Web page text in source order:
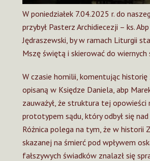
W poniedziałek 7.04.2025 r. do
przybył Pasterz Archidiecezji – ks.
Jędraszewski, by w ramach Liturgii
Mszę świętą i skierować do wiernych
W czasie homilii, komentując historię
opisaną w Księdze Daniela, abp
zauważył, że struktura tej opowieści
prototypem sądu, który odbył się nad
Różnica polega na tym, że w historii
skazanej na śmierć pod wpływem
fałszywych świadków znalazł się